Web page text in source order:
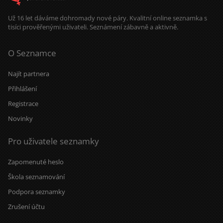
Už 16 let dáváme dohromady nové páry. Kvalitní online seznamka s
tisíci prověřenými uživateli. Seznámení zábavně a aktivně.
O Seznamce
Najít partnera
Přihlášení
Registrace
Novinky
Pro uživatele seznamky
Zapomenuté heslo
Škola seznamování
Podpora seznamky
Zrušení účtu